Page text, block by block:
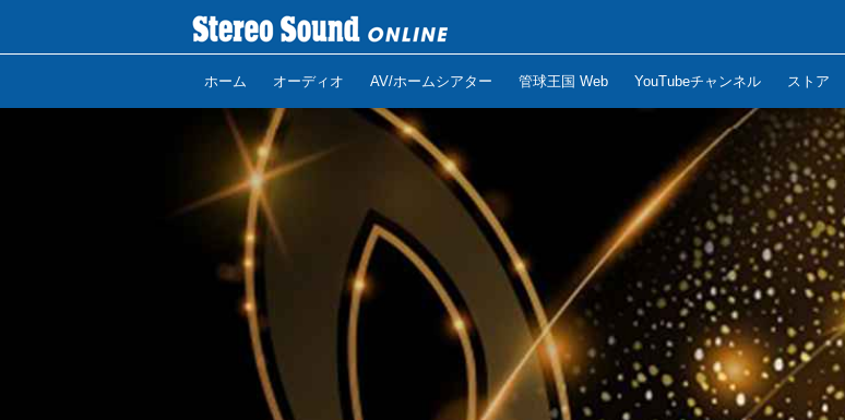
ホーム オーディオ AV/ホームシアター 管球王国 Web YouTubeチャンネル ストア